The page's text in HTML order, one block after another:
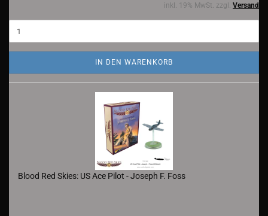
inkl. 19% MwSt. zzgl. Versand
IN DEN WARENKORB
Blood Red Skies: US Ace Pilot - Joseph F. Foss